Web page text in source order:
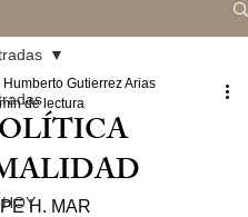
Gutierrez Arias
de lectura
H. MAR